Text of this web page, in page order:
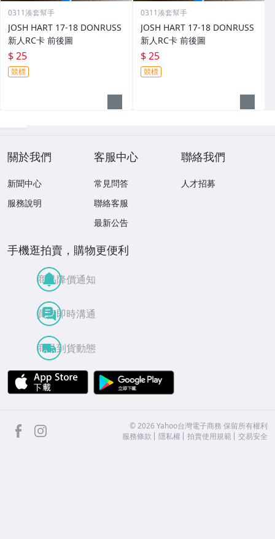
0311湊套幫手
JOSH HART 17-18 DONRUSS
新人RC卡 前後圖
$ 25
競標
0311湊套幫手
JOSH HART 17-18 DONRUSS
新人RC卡 前後圖
$ 25
競標
關於我們
新聞中心
服務說明
客服中心
常見問答
聯絡客服
最新公告
聯絡我們
人才招募
手機逛拍賣，購物更便利
商品降價通知
買賣即時溝通
商品到貨動態
APP Store
facebook ©2026 Yahoo台灣電子商務 保留所有權利
服務條款
隱私權 拍賣使用規範 交易安全